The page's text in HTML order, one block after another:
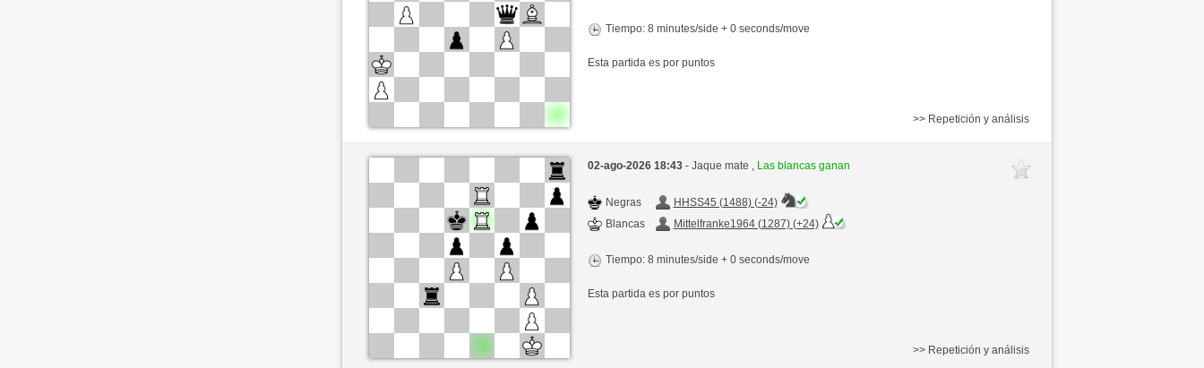
Tiempo: 8 minutes/side + 0 seconds/move
Esta partida es por puntos
>> Repetición y análisis
02-ago-2026 18:43 - Jaque mate , Las blancas ganan
Negras
HHSS45 (1488) (-24)
Blancas
Mittelfranke1964 (1287) (+24)
Tiempo: 8 minutes/side + 0 seconds/move
Esta partida es por puntos
>> Repetición y análisis